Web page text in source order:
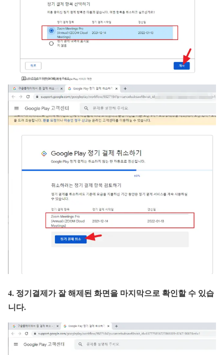
4. 정기결제가 잘 해제된 화면을 마지막으로 확인할 수 있습
니다.